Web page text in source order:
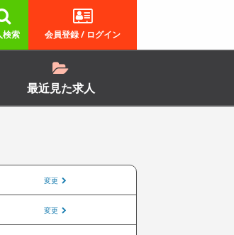
会員登録 / ログイン
検索
最近見た求人
変更
変更